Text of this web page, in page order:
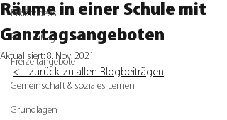
Erklärvideos
Fachbeitrag
Freizeitangebote
Gemeinschaft & soziales Lernen
Grundlagen
Räume in einer Schule mit
Ganztagsangeboten
Aktualisiert: 8. Nov. 2021
<– zurück zu allen Blogbeiträgen